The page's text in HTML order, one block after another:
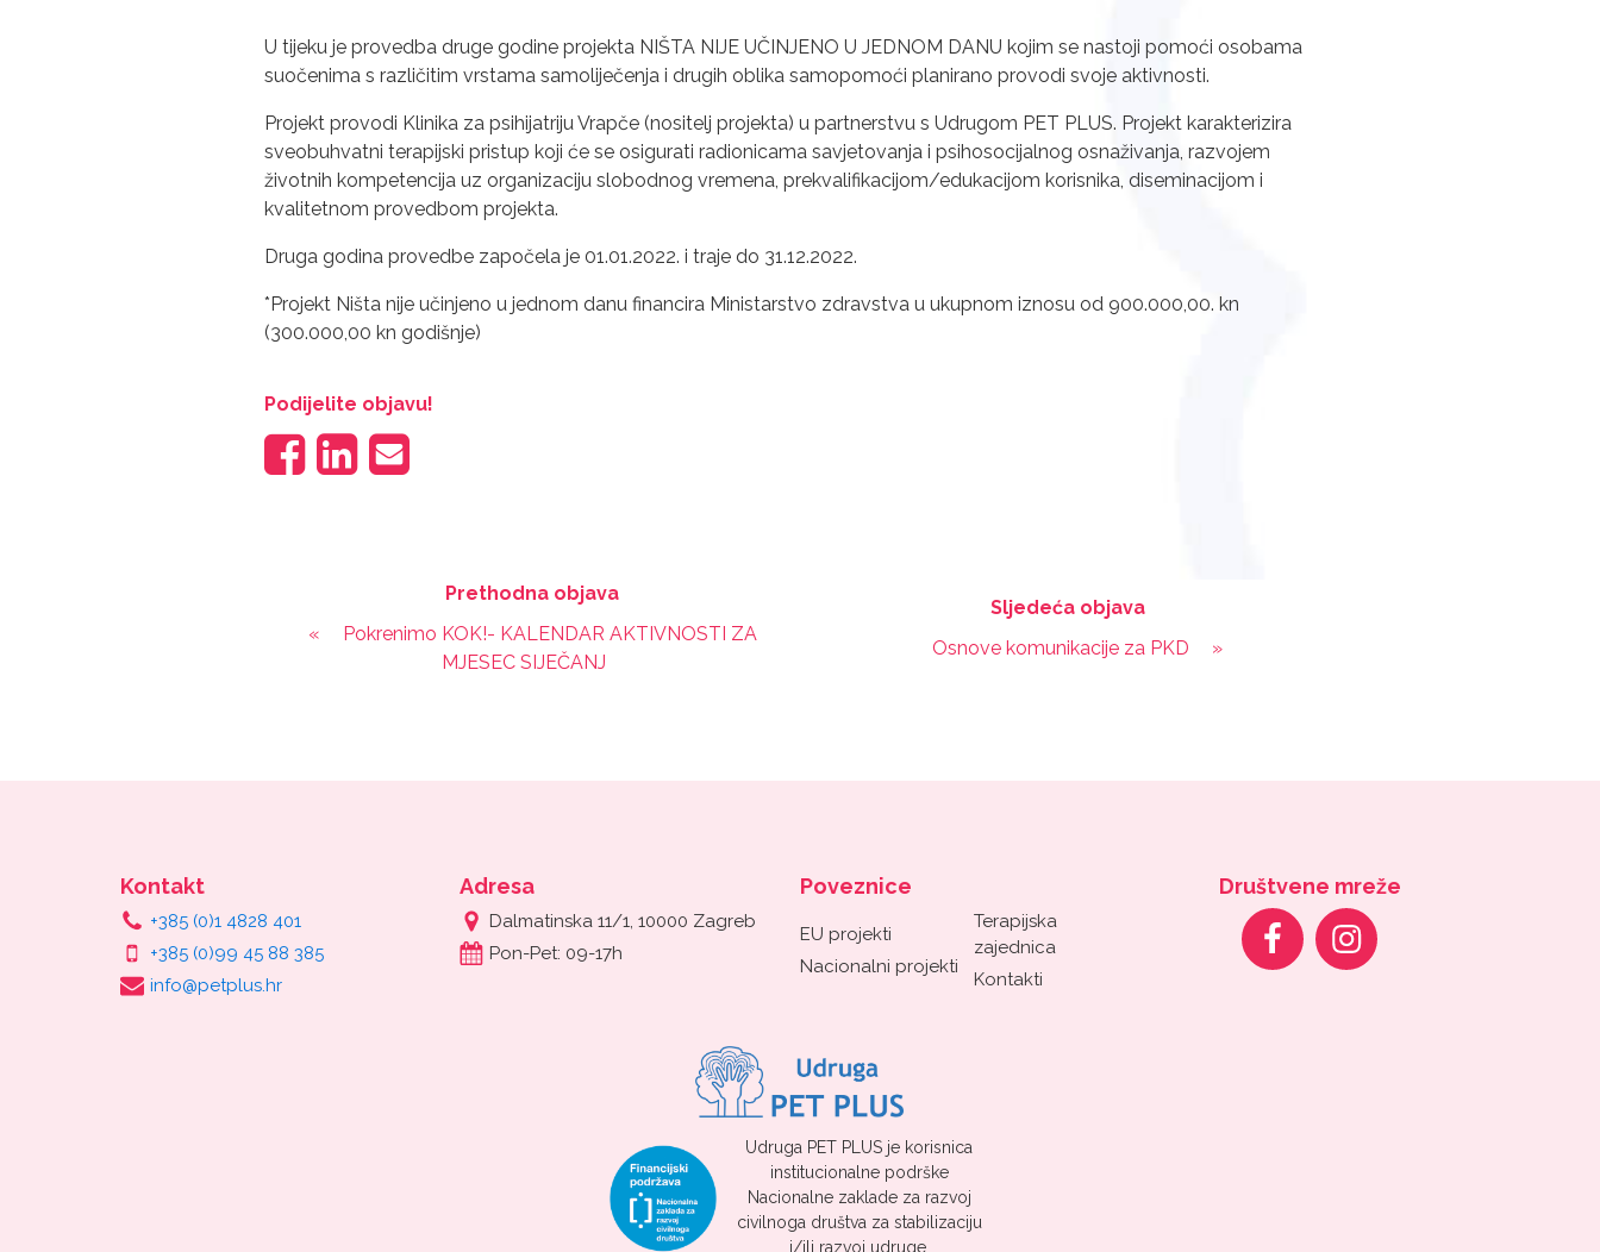
U tijeku je provedba druge godine projekta NIŠTA NIJE UČINJENO U JEDNOM DANU kojim se nastoji pomoći osobama
suočenima s različitim vrstama samoliječenja i drugih oblika samopomoći planirano provodi svoje aktivnosti.
Projekt provodi Klinika za psihijatriju Vrapče (nositelj projekta) u partnerstvu s Udrugom PET PLUS. Projekt karakterizira
sveobuhvatni terapijski pristup koji će se osigurati radionicama savjetovanja i psihosocijalnog osnaživanja, razvojem
životnih kompetencija uz organizaciju slobodnog vremena, prekvalifikacijom/edukacijom korisnika, diseminacijom i
kvalitetnom provedbom projekta.
Druga godina provedbe započela je 01.01.2022. i traje do 31.12.2022.
*Projekt Ništa nije učinjeno u jednom danu financira Ministarstvo zdravstva u ukupnom iznosu od 900.000,00. kn
(300.000,00 kn godišnje)
Podijelite objavu!
Prethodna objava
«
Pokrenimo KOK!- KALENDAR AKTIVNOSTI ZA
MJESEC SIJEČANJ
Sljedeća objava
Osnove komunikacije za PKD
»
Kontakt
+385 (0)1 4828 401
+385 (0)99 45 88 385
info@petplus.hr
Adresa
Dalmatinska 11/1, 10000 Zagreb
Pon-Pet: 09-17h
Poveznice
EU projekti
Nacionalni projekti
Terapijska
zajednica
Kontakti
Društvene mreže
Udruga PET PLUS je korisnica
institucionalne podrške
Nacionalne zaklade za razvoj
civilnoga društva za stabilizaciju
i/ili razvoj udruge.